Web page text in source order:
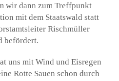
wir dann zum Treffpunkt
mit dem Staatswald statt
Rischmüller
befördert.
uns mit Wind und Eisregen
Rotte Sauen schon durch